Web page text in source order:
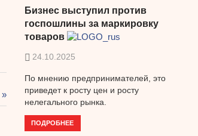
Бизнес выступил против
госпошлины за маркировку
товаров
24.10.2025
По мнению предпринимателей, это
приведет к росту цен и росту
нелегального рынка.
ПОДРОБНЕЕ